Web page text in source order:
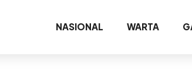
NASIONAL WARTA